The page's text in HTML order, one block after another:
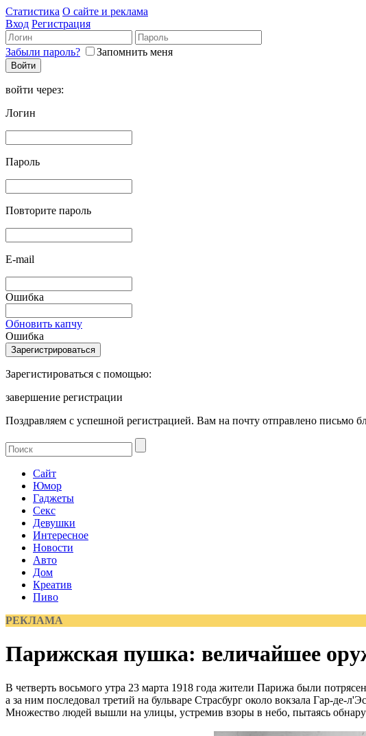
Статистика О сайте и реклама
Вход Регистрация
Забыли пароль? Запомнить меня
войти через:
Логин
Пароль
Повторите пароль
E-mail
Ошибка
Обновить капчу
Ошибка
Зарегистироваться с помощью:
завершение регистрации
Поздравляем с успешной регистрацией. Вам на почту отправлено письмо
Сайт
Юмор
Гаджеты
Секс
Девушки
Интересное
Новости
Авто
Дом
Креатив
Пиво
РЕКЛАМА
Парижская пушка: величайшее
В четверть восьмого утра 23 марта 1918 года жители Парижа были
а за ним последовал третий на бульваре Страсбург около вокзала Гар-де-
Множество людей вышли на улицы, устремив взоры в небо, пытаясь